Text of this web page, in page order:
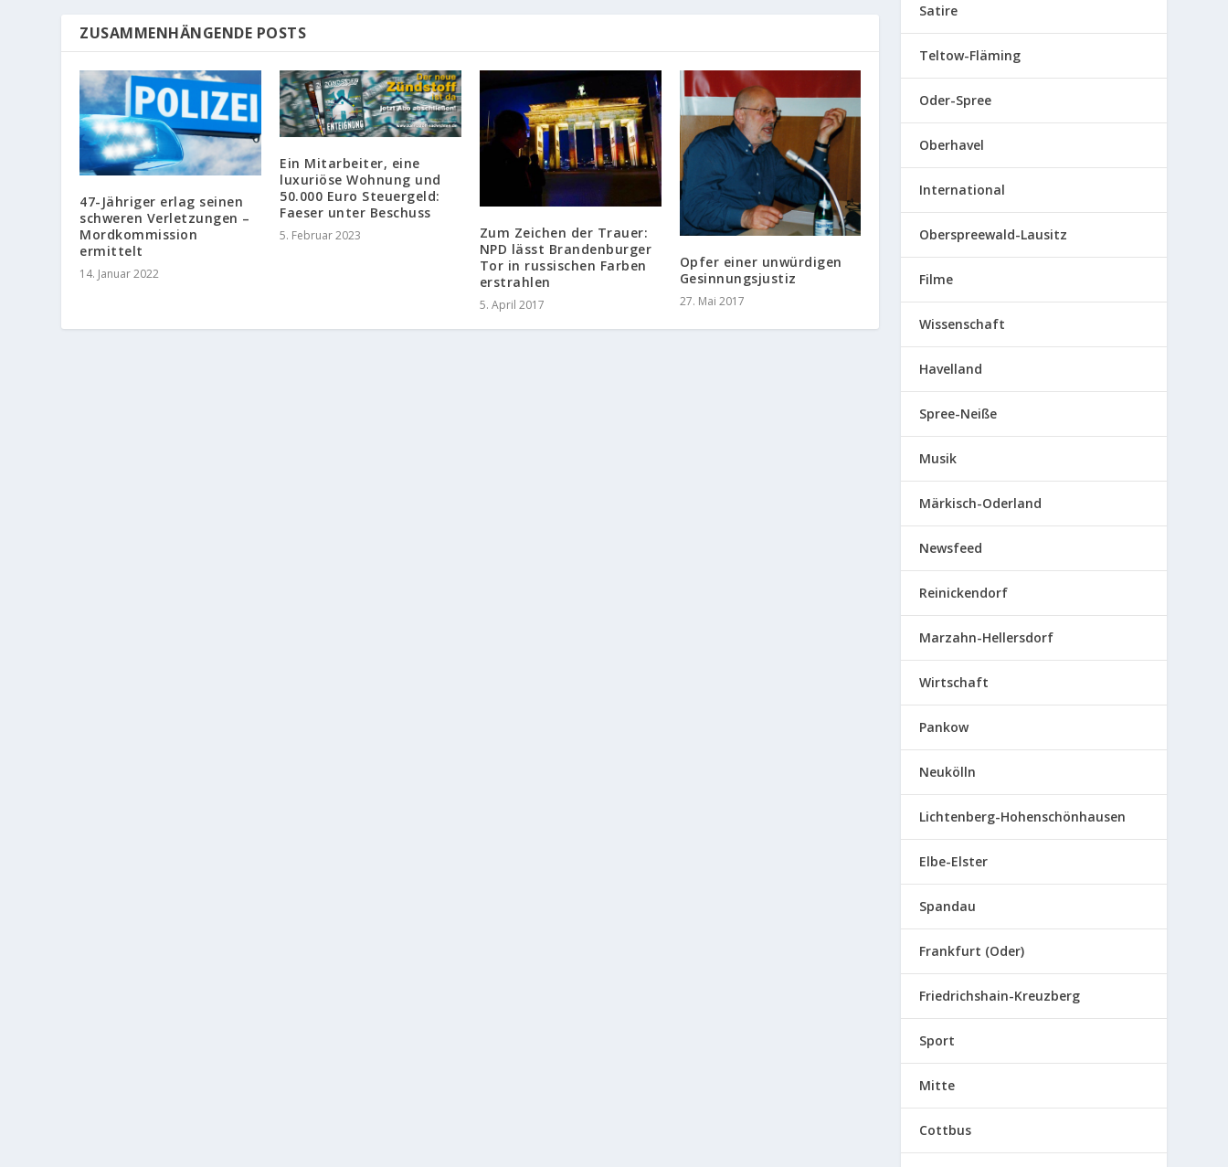
ZUSAMMENHÄNGENDE POSTS
47-Jähriger erlag seinen
schweren Verletzungen –
Mordkommission
ermittelt
14. Januar 2022
Ein Mitarbeiter, eine
luxuriöse Wohnung und
50.000 Euro Steuergeld:
Faeser unter Beschuss
5. Februar 2023
Zum Zeichen der Trauer:
NPD lässt Brandenburger
Tor in russischen Farben
erstrahlen
5. April 2017
Opfer einer unwürdigen
Gesinnungsjustiz
27. Mai 2017
Satire
Teltow-Fläming
Oder-Spree
Oberhavel
International
Oberspreewald-Lausitz
Filme
Wissenschaft
Havelland
Spree-Neiße
Musik
Märkisch-Oderland
Newsfeed
Reinickendorf
Marzahn-Hellersdorf
Wirtschaft
Pankow
Neukölln
Lichtenberg-Hohenschönhausen
Elbe-Elster
Spandau
Frankfurt (Oder)
Friedrichshain-Kreuzberg
Sport
Mitte
Cottbus